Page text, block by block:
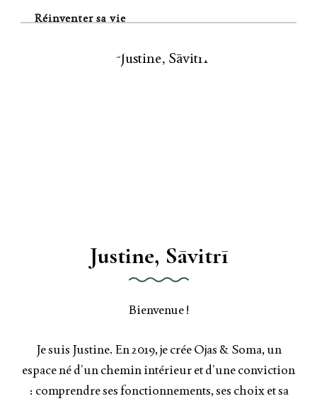
Réinventer sa vie
Justine, Sāvitrī
Bienvenue !
Je suis Justine. En 2019, je crée Ojas & Soma, un
espace né d’un chemin intérieur et d’une conviction
: comprendre ses fonctionnements, ses choix et sa